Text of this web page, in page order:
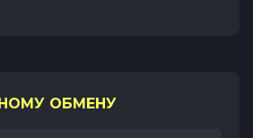
ОБМЕНУ